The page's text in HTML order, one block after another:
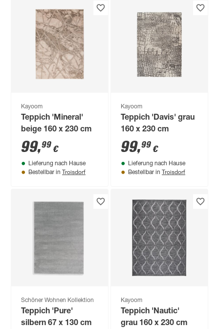
Kayoom
Teppich 'Mineral'
beige 160 x 230 cm
99,99 €
Lieferung nach Hause
Bestellbar in Troisdorf
Kayoom
Teppich 'Davis' grau
160 x 230 cm
99,99 €
Lieferung nach Hause
Bestellbar in Troisdorf
Schöner Wohnen Kollektion
Teppich 'Pure'
silbern 67 x 130 cm
Kayoom
Teppich 'Nautic'
grau 160 x 230 cm